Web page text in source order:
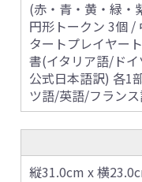
(赤・青・黄・緑・
円形トークン 3個 /
タートプレイヤー
書(イタリア語/ド
公式日本語訳) 各1
ツ語/英語/フラン
縦31.0cm x 横